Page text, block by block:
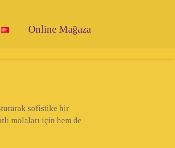
Online Mağaza
sofistike bir
molaları için hem de